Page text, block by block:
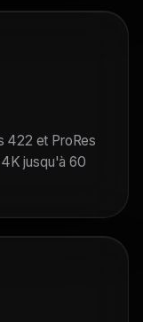
422 et ProRes
jusqu'à 60